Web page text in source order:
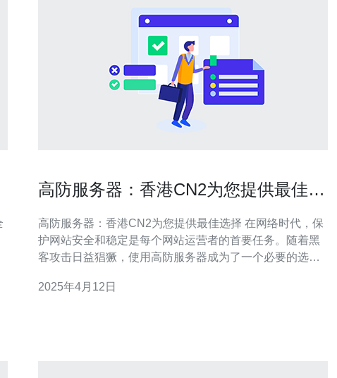
高防服务器：香港CN2为您提供最佳选
高防服务器：香港CN2为您提供最佳选择 在网络时代，保
护网站安全和稳定是每个网站运营者的首要任务。随着黑
客攻击日益猖獗，使用高防服务器成为了一个必要的选
务而备受青睐。 1. 高速稳定：香港CN2高防服务器采用了
2025年4月12日